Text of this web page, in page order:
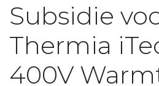
Subsidie
Thermia
400V